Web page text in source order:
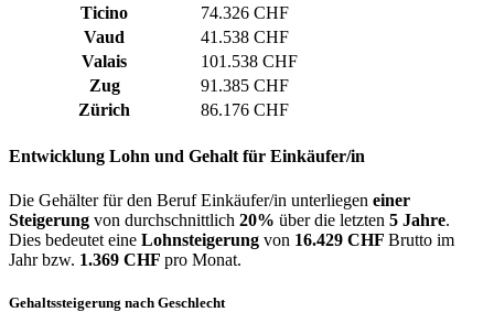
Ticino
74.326 CHF
Vaud
41.538 CHF
Valais
101.538 CHF
Zug
91.385 CHF
Zürich
86.176 CHF
Entwicklung Lohn und Gehalt für Einkäufer/in
Die Gehälter für den Beruf Einkäufer/in unterliegen einer
Steigerung von durchschnittlich 20% über die letzten 5 Jahre.
Dies bedeutet eine Lohnsteigerung von 16.429 CHF Brutto im
Jahr bzw. 1.369 CHF pro Monat.
Gehaltssteigerung nach Geschlecht